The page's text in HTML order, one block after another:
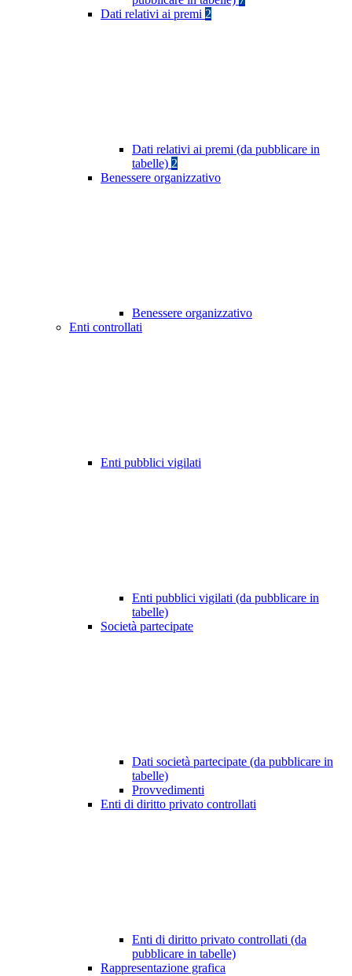
Dati relativi ai premi 2
Dati relativi ai premi (da pubblicare in
tabelle) 2
Benessere organizzativo
Benessere organizzativo
Enti controllati
Enti pubblici vigilati
Enti pubblici vigilati (da pubblicare in
tabelle)
Società partecipate
Dati società partecipate (da pubblicare in
tabelle)
Provvedimenti
Enti di diritto privato controllati
Enti di diritto privato controllati (da
pubblicare in tabelle)
Rappresentazione grafica